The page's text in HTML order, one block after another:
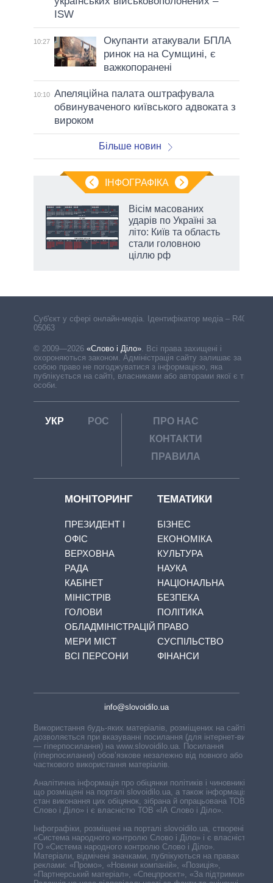
ISW
10:27
Окупанти атакували БПЛА
ринок на на Сумщині, є
важкопоранені
10:10 Апеляційна палата оштрафувала
обвинуваченого київського адвоката з
вироком
Більше новин
ІНФОГРАФІКА
Вісім масованих
ударів по Україні за
літо: Київ та область
стали головною
ціллю рф
Cуб'єкт у сфері онлайн-медіа. Ідентифікатор медіа – R40-
05063
© 2009—2026 «Слово і Діло»
Всі права захищені і
охороняються законом. Адміністрація сайту залишає за
собою право не погоджуватися з інформацією, яка
публікується на сайті, власниками або авторами якої є треті
особи.
УКР РОС
ПРО НАС
КОНТАКТИ
ПРАВИЛА
МОНІТОРИНГ
ПРЕЗИДЕНТ І
ОФІС
ВЕРХОВНА
РАДА
КАБІНЕТ
МІНІСТРІВ
ГОЛОВИ
ОБЛАДМІНІСТРАЦІЙ
МЕРИ МІСТ
ВСІ ПЕРСОНИ
ТЕМАТИКИ
БІЗНЕС
ЕКОНОМІКА
КУЛЬТУРА
НАУКА
НАЦІОНАЛЬНА
БЕЗПЕКА
ПОЛІТИКА
ПРАВО
СУСПІЛЬСТВО
ФІНАНСИ
info@slovoidilo.ua
Використання будь-яких матеріалів, розміщених на сайті,
дозволяється при вказуванні посилання (для інтернет-видань
— гіперпосилання) на www.slovoidilo.ua. Посилання
(гіперпосилання) обов’язкове незалежно від повного або
часткового використання матеріалів.
Аналітична інформація про обіцянки політиків і чиновників,
що розміщені на порталі slovoidilo.ua, а також інформація про
стан виконання цих обіцянок, зібрана й опрацьована ТОВ «ІА
Слово і Діло» і є власністю ТОВ «ІА Слово і Діло».
Інфографіки, розміщені на порталі slovoidilo.ua, створені ГО
«Система народного контролю Слово і Діло» і є власністю
ГО «Система народного контролю Слово і Діло».
Матеріали, відмічені значками, публікуються на правах
реклами: «Промо», «Новини компаній», «Позиція»,
«Партнерський матеріал», «Спецпроєкт», «За підтримки».